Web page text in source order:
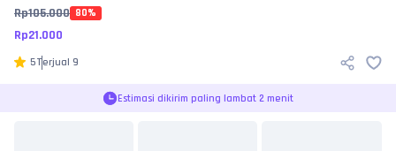
Rp105.000 80%
Rp21.000
5Terjual 9
Estimasi dikirim paling lambat 2 menit